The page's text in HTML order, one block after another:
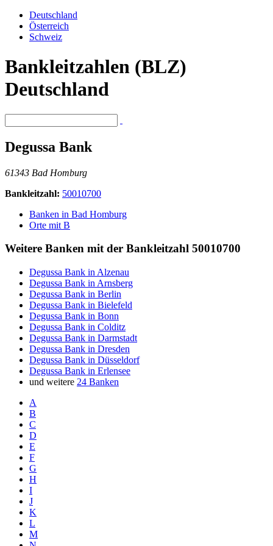
Deutschland
Österreich
Schweiz
Bankleitzahlen (BLZ)
Deutschland
Degussa Bank
61343 Bad Homburg
Bankleitzahl: 50010700
Banken in Bad Homburg
Orte mit B
Weitere Banken mit der Bankleitzahl 50010700
Degussa Bank in Alzenau
Degussa Bank in Arnsberg
Degussa Bank in Berlin
Degussa Bank in Bielefeld
Degussa Bank in Bonn
Degussa Bank in Colditz
Degussa Bank in Darmstadt
Degussa Bank in Dresden
Degussa Bank in Düsseldorf
Degussa Bank in Erlensee
und weitere 24 Banken
A
B
C
D
E
F
G
H
I
J
K
L
M